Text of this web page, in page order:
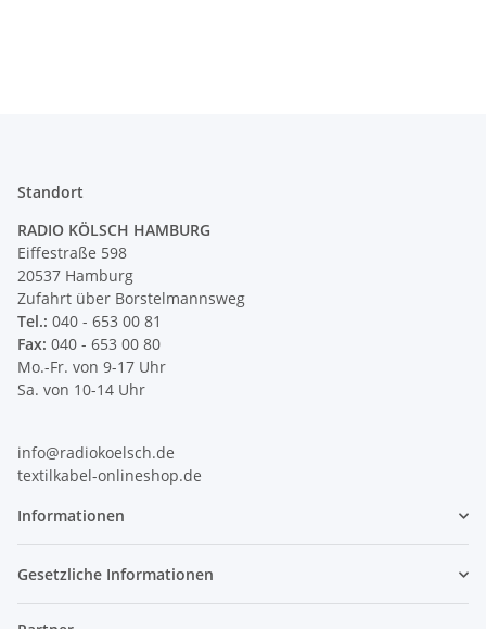
Standort
RADIO KÖLSCH HAMBURG
Eiffestraße 598
20537 Hamburg
Zufahrt über Borstelmannsweg
Tel.: 040 - 653 00 81
Fax: 040 - 653 00 80
Mo.-Fr. von 9-17 Uhr
Sa. von 10-14 Uhr
info@radiokoelsch.de
textilkabel-onlineshop.de
Informationen
Gesetzliche Informationen